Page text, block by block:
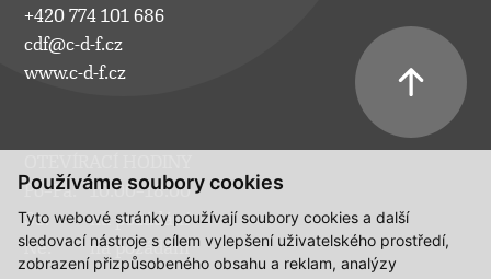
Používáme soubory cookies
Tyto webové stránky používají soubory cookies a další
sledovací nástroje s cílem vylepšení uživatelského prostředí,
zobrazení přizpůsobeného obsahu a reklam, analýzy
+420 774 101 686
cdf@c-d-f.cz
www.c-d-f.cz
Po–Pá:
10.00–18.00
So:
na požádání
Ne:
na požádání